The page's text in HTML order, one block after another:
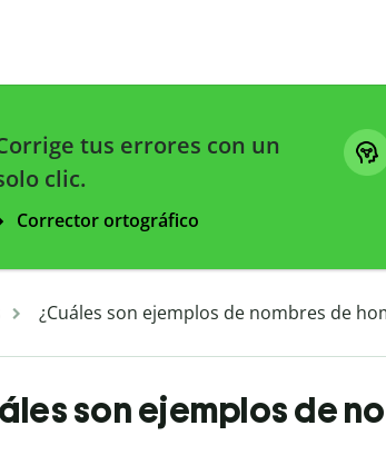
tus errores con un
clic.
Corrector ortográfico
¿Cuáles son ejemplos de nombres de
son ejemplos de